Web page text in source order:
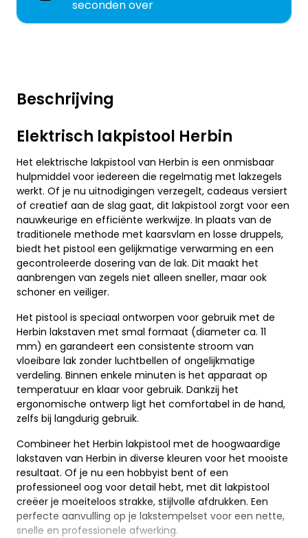
Beschrijving
Elektrisch lakpistool Herbin
Het elektrische lakpistool van Herbin is een onmisbaar
hulpmiddel voor iedereen die regelmatig met lakzegels
werkt. Of je nu uitnodigingen verzegelt, cadeaus versiert
of creatief aan de slag gaat, dit lakpistool zorgt voor een
nauwkeurige en efficiënte werkwijze. In plaats van de
traditionele methode met kaarsvlam en losse druppels,
biedt het pistool een gelijkmatige verwarming en een
gecontroleerde dosering van de lak. Dit maakt het
aanbrengen van zegels niet alleen sneller, maar ook
schoner en veiliger.
Het pistool is speciaal ontworpen voor gebruik met de
Herbin lakstaven met smal formaat (diameter ca. 11
mm) en garandeert een consistente stroom van
vloeibare lak zonder luchtbellen of ongelijkmatige
verdeling. Binnen enkele minuten is het apparaat op
temperatuur en klaar voor gebruik. Dankzij het
ergonomische ontwerp ligt het comfortabel in de hand,
zelfs bij langdurig gebruik.
Combineer het Herbin lakpistool met de hoogwaardige
lakstaven van Herbin in diverse kleuren voor het mooiste
resultaat. Of je nu een hobbyist bent of een
professioneel oog voor detail hebt, met dit lakpistool
creëer je moeiteloos strakke, stijlvolle afdrukken. Een
perfecte aanvulling op je lakstempelset voor een nette,
snelle en professionele afwerking.
seconden over